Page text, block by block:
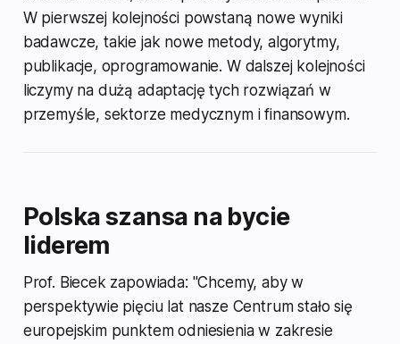
W pierwszej kolejności powstaną nowe wyniki
badawcze, takie jak nowe metody, algorytmy,
publikacje, oprogramowanie. W dalszej kolejności
liczymy na dużą adaptację tych rozwiązań w
przemyśle, sektorze medycznym i finansowym.
Polska szansa na bycie
liderem
Prof. Biecek zapowiada: "Chcemy, aby w
perspektywie pięciu lat nasze Centrum stało się
europejskim punktem odniesienia w zakresie